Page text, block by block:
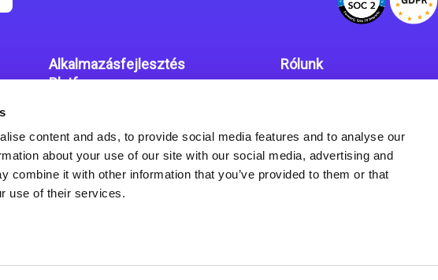
content and ads, to provide social media features and to analyse our
about your use of our site with our social media, advertising and
combine it with other information that you’ve provided to them or that
use of their services.
Alkalmazásfejlesztés
Platform
platform
Magic xpa Web Alkalmazás
Keretrendszer
Rólunk